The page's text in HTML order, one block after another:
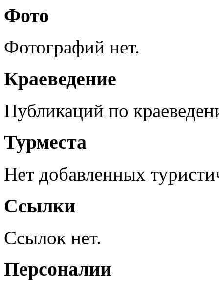
Фото
Фотографий нет.
Краеведение
Публикаций по
Турместа
Нет добавленных
Ссылки
Ссылок нет.
Персоналии